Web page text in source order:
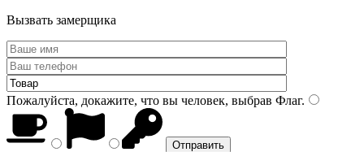
Вызвать замерщика
Пожалуйста, докажите, что вы человек, выбрав Флаг.